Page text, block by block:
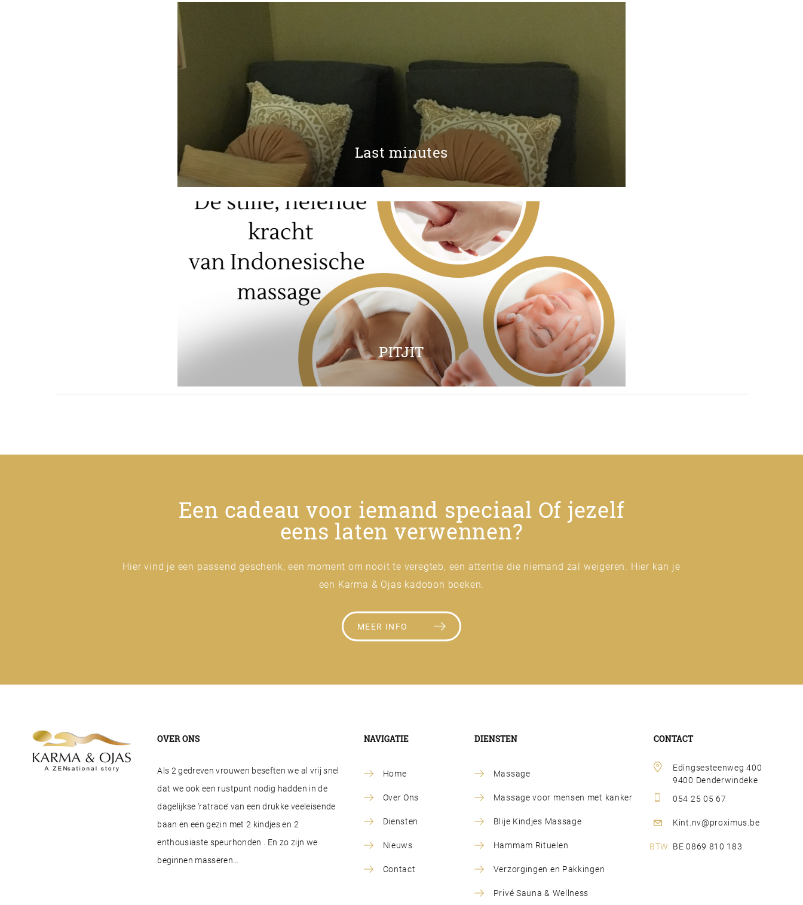
Last minutes
PITJIT
Een cadeau voor iemand speciaal Of jezelf
eens laten verwennen?
Hier vind je een passend geschenk, een moment om nooit te veregteb, een attentie die niemand zal weigeren. Hier kan je
een Karma & Ojas kadobon boeken.
MEER INFO
OVER ONS
Als 2 gedreven vrouwen beseften we al vrij snel
dat we ook een rustpunt nodig hadden in de
dagelijkse ‘ratrace’ van een drukke veeleisende
baan en een gezin met 2 kindjes en 2
enthousiaste speurhonden . En zo zijn we
beginnen masseren…
NAVIGATIE
Home
Over Ons
Diensten
Nieuws
Contact
DIENSTEN
Massage
Massage voor mensen met kanker
Blije Kindjes Massage
Hammam Rituelen
Verzorgingen en Pakkingen
Privé Sauna & Wellness
CONTACT
Edingsesteenweg 400
9400 Denderwindeke
054 25 05 67
Kint.nv@proximus.be
BE 0869 810 183